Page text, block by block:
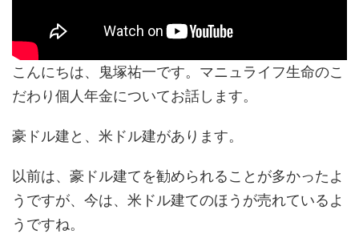
こんにちは、鬼塚祐一です。マニュライフ生命のこ
だわり個人年金についてお話します。
豪ドル建と、米ドル建があります。
以前は、豪ドル建てを勧められることが多かったよ
うですが、今は、米ドル建てのほうが売れているよ
うですね。